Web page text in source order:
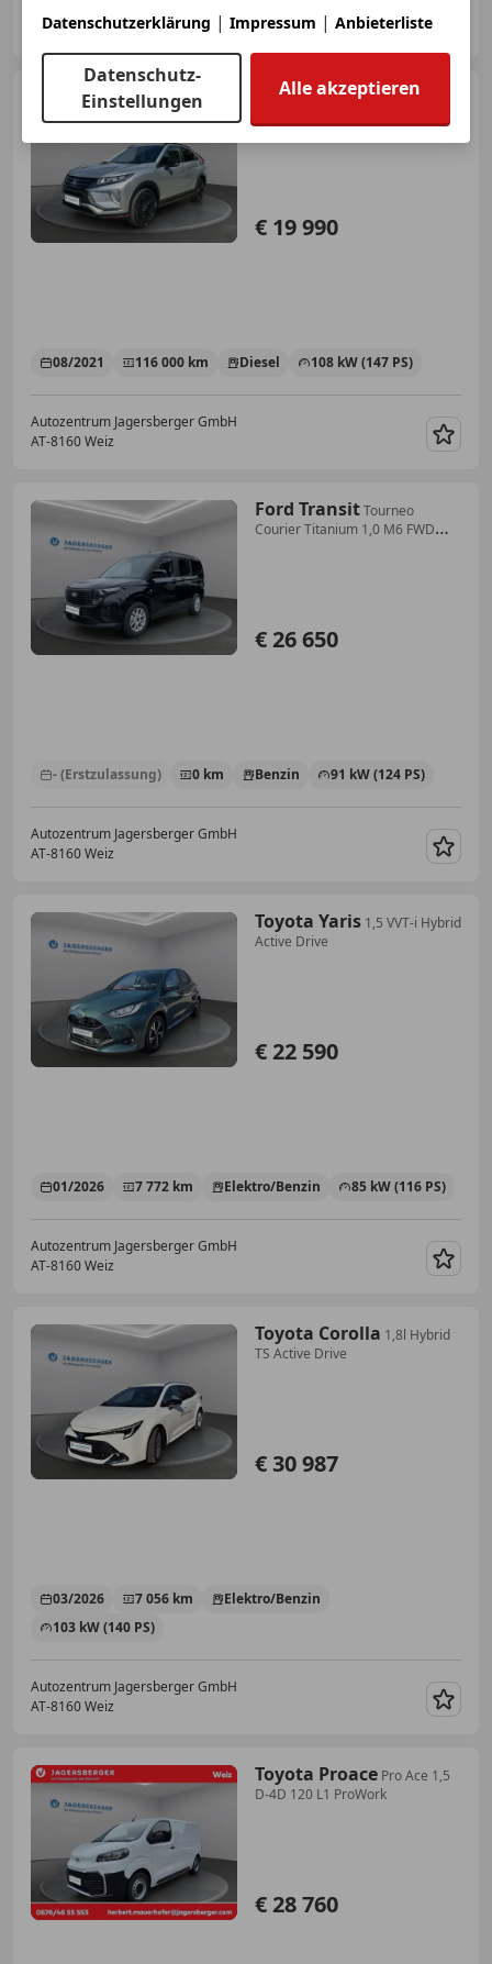
AT-8160 Weiz
Mitsubishi Eclipse Cross
2.2 DI-D 4WD Intense + Blackline
€ 19 990
08/2021 116 000 km Diesel 108 kW (147 PS)
Autozentrum Jagersberger GmbH
AT-8160 Weiz
Ford TransitTourneo
Courier Titanium 1,0 M6 FWD
€ 26 650
- (Erstzulassung) 0 km Benzin 91 kW (124 PS)
Autozentrum Jagersberger GmbH
AT-8160 Weiz
Toyota Yaris 1,5 VVT-i Hybrid
Active Drive
€ 22 590
01/2026 7 772 km Elektro/Benzin 85 kW (116 PS)
Autozentrum Jagersberger GmbH
AT-8160 Weiz
Toyota Corolla 1,8l Hybrid
TS Active Drive
€ 30 987
03/2026 7 056 km
Elektro/Benzin
103 kW (140 PS)
Autozentrum Jagersberger GmbH
AT-8160 Weiz
Toyota Proace Pro Ace 1,5
D-4D 120 L1 ProWork
€ 28 760
Datenschutzerklärung | Impressum | Anbieterliste
Datenschutz-
Einstellungen
Alle akzeptieren